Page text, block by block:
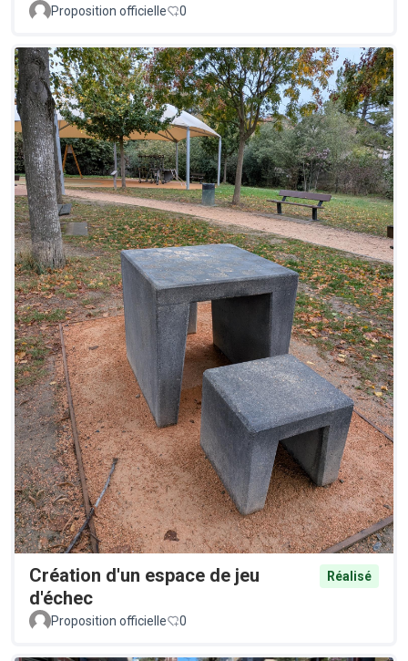
Proposition officielle 0
Création d'un espace de jeu
d'échec
Réalisé
Proposition officielle 0